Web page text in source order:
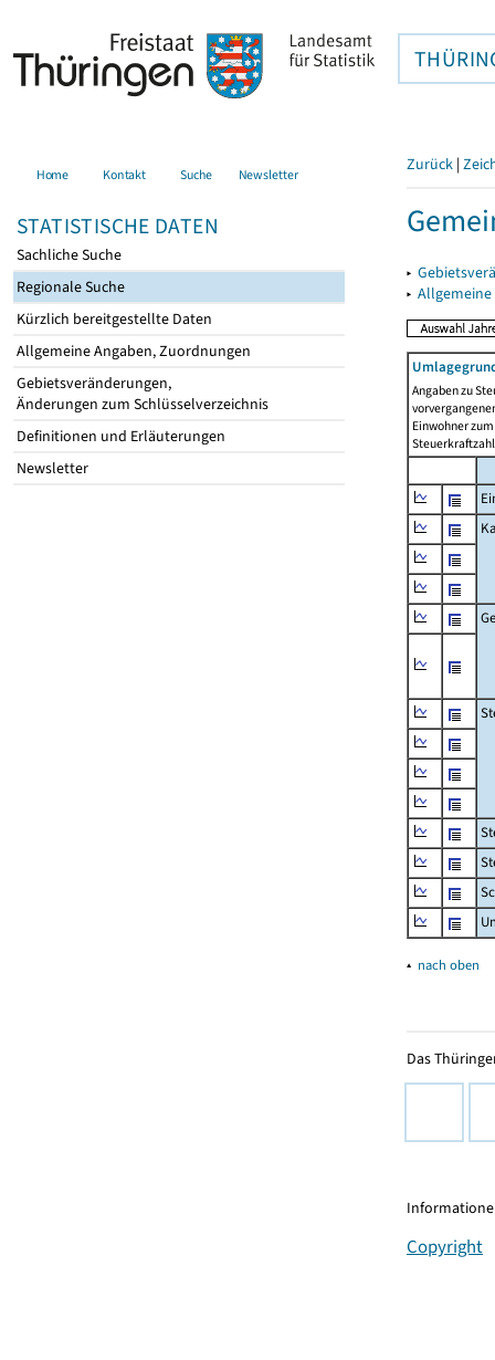
Home Kontakt Suche Newsletter
STATISTISCHE DATEN
Sachliche Suche
Regionale Suche
Kürzlich bereitgestellte Daten
Allgemeine Angaben, Zuordnungen
Gebietsveränderungen,
Änderungen zum Schlüsselverzeichnis
Definitionen und Erläuterungen
Newsletter
Zurück |
▸
▸
Angaben zu
Einwohner
▴ nach oben
Das
Copyright